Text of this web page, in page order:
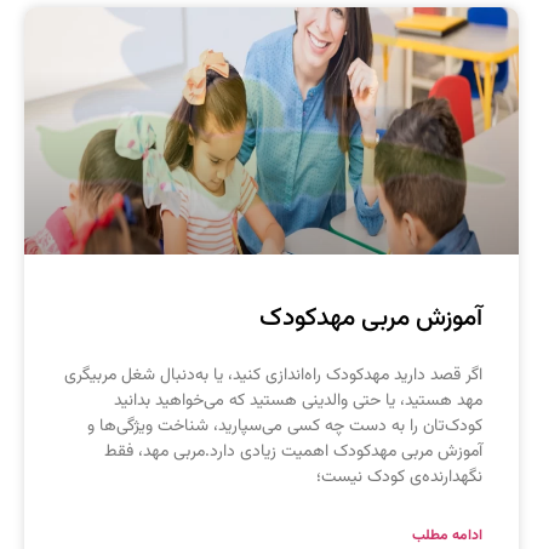
مربی مهدکودک
قصد دارید مهدکودک راه‌اندازی کنید، یا به‌دنبال شغل مربیگری
هستید، یا حتی والدینی هستید که می‌خواهید بدانید
را به دست چه کسی می‌سپارید، شناخت ویژگی‌ها و
مربی مهدکودک اهمیت زیادی دارد.مربی مهد، فقط
کودک نیست؛
مطلب